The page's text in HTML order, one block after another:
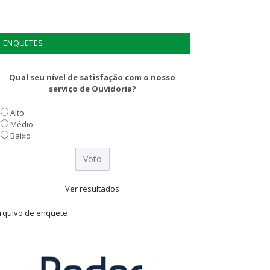
ENQUETES
Qual seu nível de satisfação com o nosso
serviço de Ouvidoria?
Alto
Médio
Baixo
Ver resultados
de enquete